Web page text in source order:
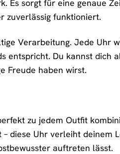
Es sorgt für eine genaue
zuverlässig funktioniert.
Verarbeitung. Jede Uhr
entspricht. Du kannst dich
Freude haben wirst.
zu jedem Outfit
diese Uhr verleiht deinem
auftreten lässt.